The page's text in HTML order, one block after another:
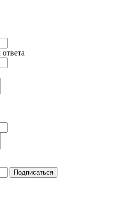
Подписаться